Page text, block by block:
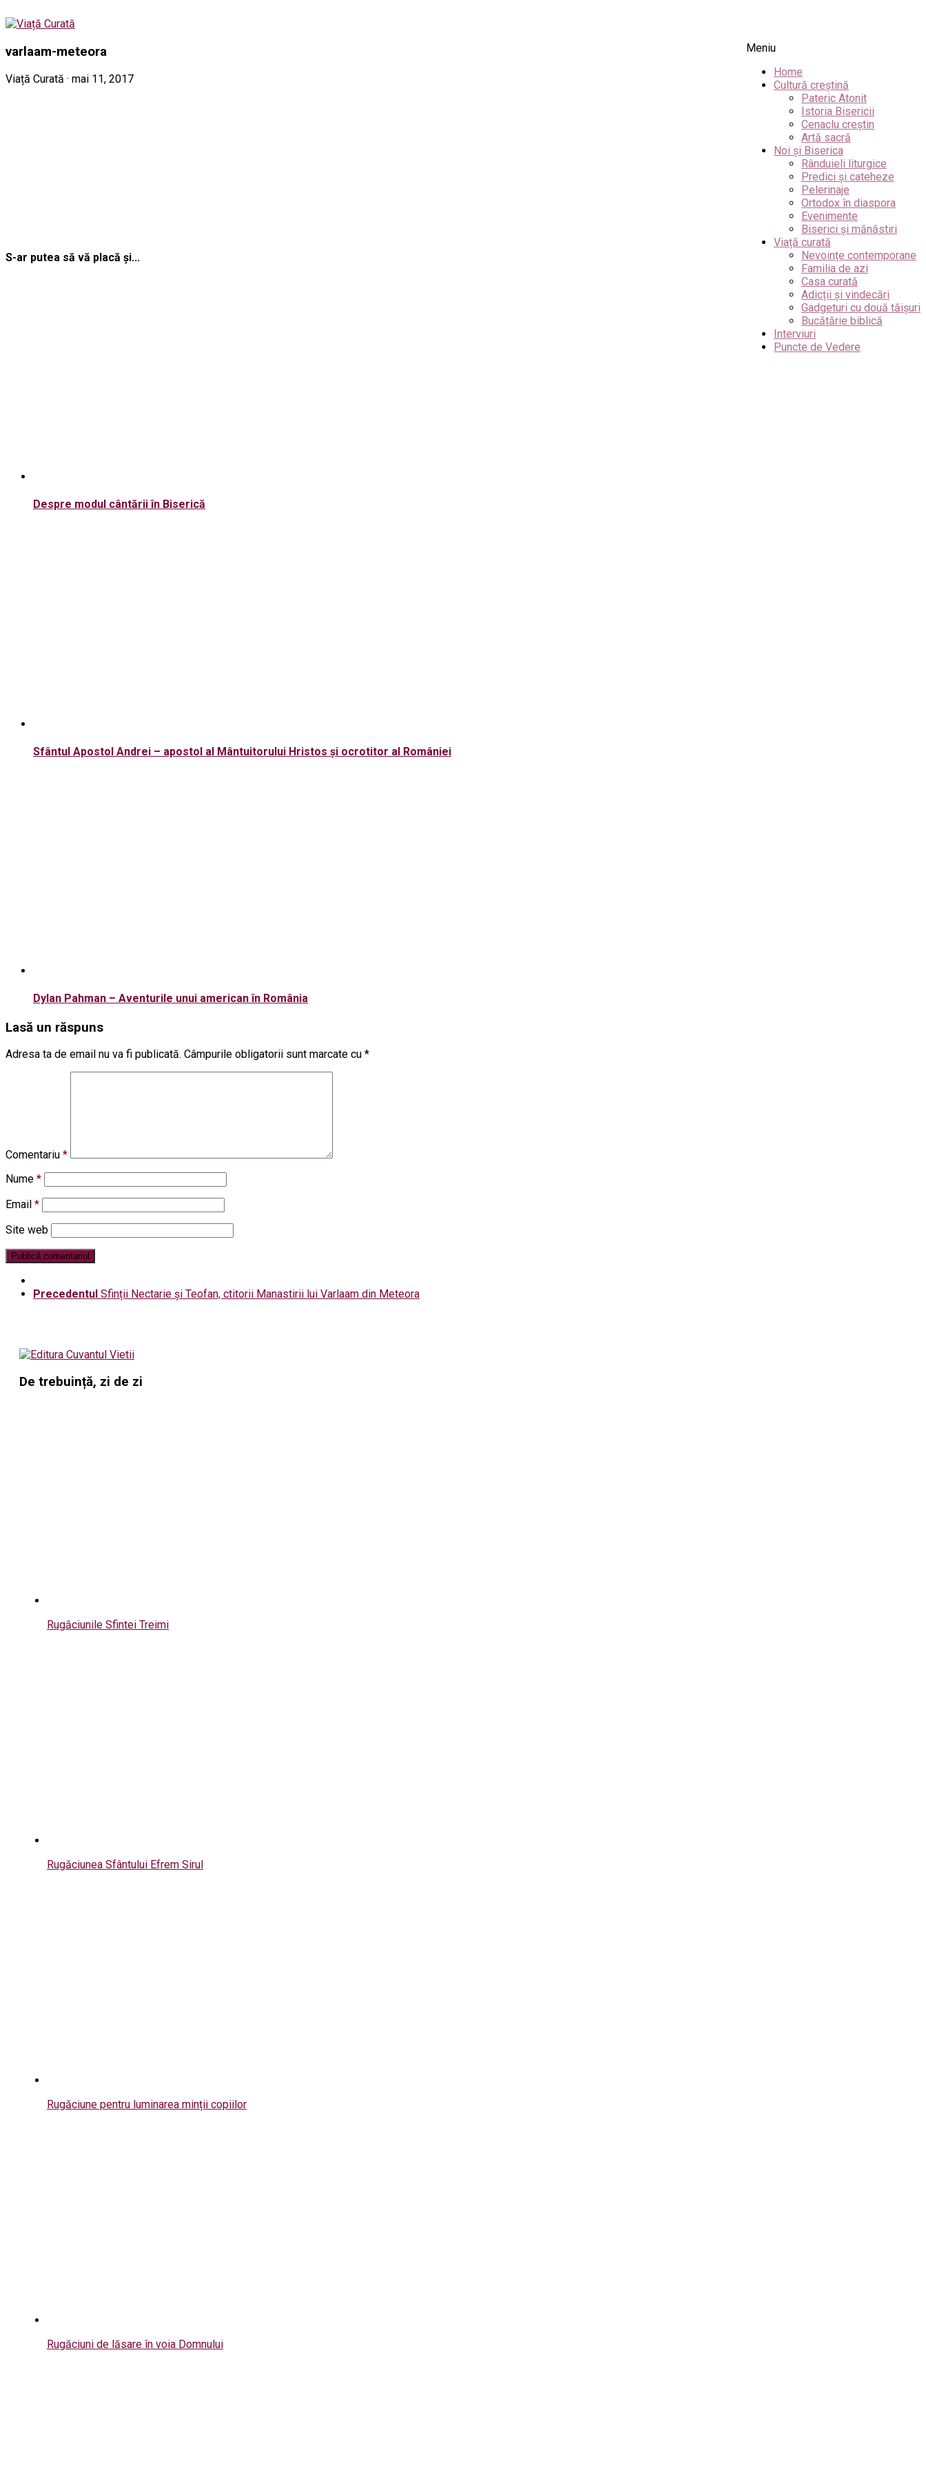
Meniu
Home
Cultură creștină
Pateric Atonit
Istoria Bisericii
Cenaclu creștin
Artă sacră
Noi și Biserica
Rânduieli liturgice
Predici și cateheze
Pelerinaje
Ortodox în diaspora
Evenimente
Biserici și mănăstiri
Viață curată
Nevoințe contemporane
Familia de azi
Casa curată
Adicții și vindecări
Gadgeturi cu două tăișuri
Bucătărie biblică
Interviuri
Puncte de Vedere
varlaam-meteora
Viață Curată · mai 11, 2017
S-ar putea să vă placă și...
Despre modul cântării în Biserică
Sfântul Apostol Andrei – apostol al Mântuitorului Hristos și ocrotitor al României
Dylan Pahman – Aventurile unui american în România
Lasă un răspuns
Adresa ta de email nu va fi publicată. Câmpurile obligatorii sunt marcate cu *
Comentariu *
Nume *
Email *
Site web
Precedentul Sfinții Nectarie și Teofan, ctitorii Manastirii lui Varlaam din Meteora
De trebuință, zi de zi
Rugăciunile Sfintei Treimi
Rugăciunea Sfântului Efrem Sirul
Rugăciune pentru luminarea minții copiilor
Rugăciuni de lăsare în voia Domnului